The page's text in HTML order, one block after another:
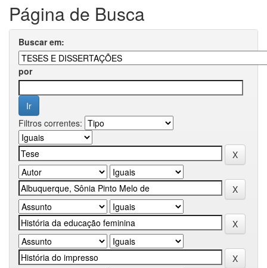
Página de Busca
Buscar em:
por
Filtros correntes: